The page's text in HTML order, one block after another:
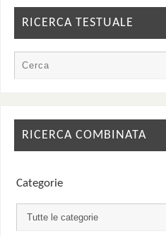
RICERCA TESTUALE
RICERCA COMBINATA
Categorie